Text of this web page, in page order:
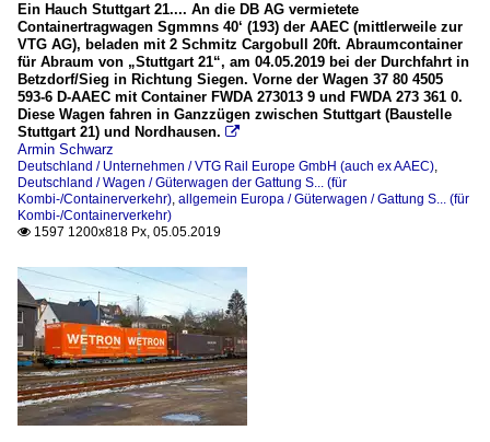
Ein Hauch Stuttgart 21.... An die DB AG vermietete
Containertragwagen Sgmmns 40‘ (193) der AAEC (mittlerweile zur
VTG AG), beladen mit 2 Schmitz Cargobull 20ft. Abraumcontainer
für Abraum von „Stuttgart 21“, am 04.05.2019 bei der Durchfahrt in
Betzdorf/Sieg in Richtung Siegen. Vorne der Wagen 37 80 4505
593-6 D-AAEC mit Container FWDA 273013 9 und FWDA 273 361 0.
Diese Wagen fahren in Ganzzügen zwischen Stuttgart (Baustelle
Stuttgart 21) und Nordhausen. 
Armin Schwarz
Deutschland / Unternehmen / VTG Rail Europe GmbH (auch ex AAEC),
Deutschland / Wagen / Güterwagen der Gattung S... (für
Kombi-/Containerverkehr), allgemein Europa / Güterwagen / Gattung S... (für
Kombi-/Containerverkehr)
 1597 1200x818 Px, 05.05.2019